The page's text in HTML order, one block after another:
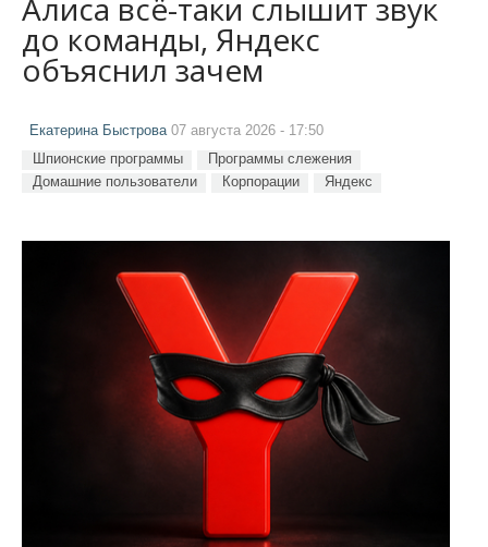
Алиса всё-таки слышит звук
до команды, Яндекс
объяснил зачем
Екатерина Быстрова07 августа 2026 - 17:50
Шпионские программы
Программы слежения
Домашние пользователи
Корпорации Яндекс